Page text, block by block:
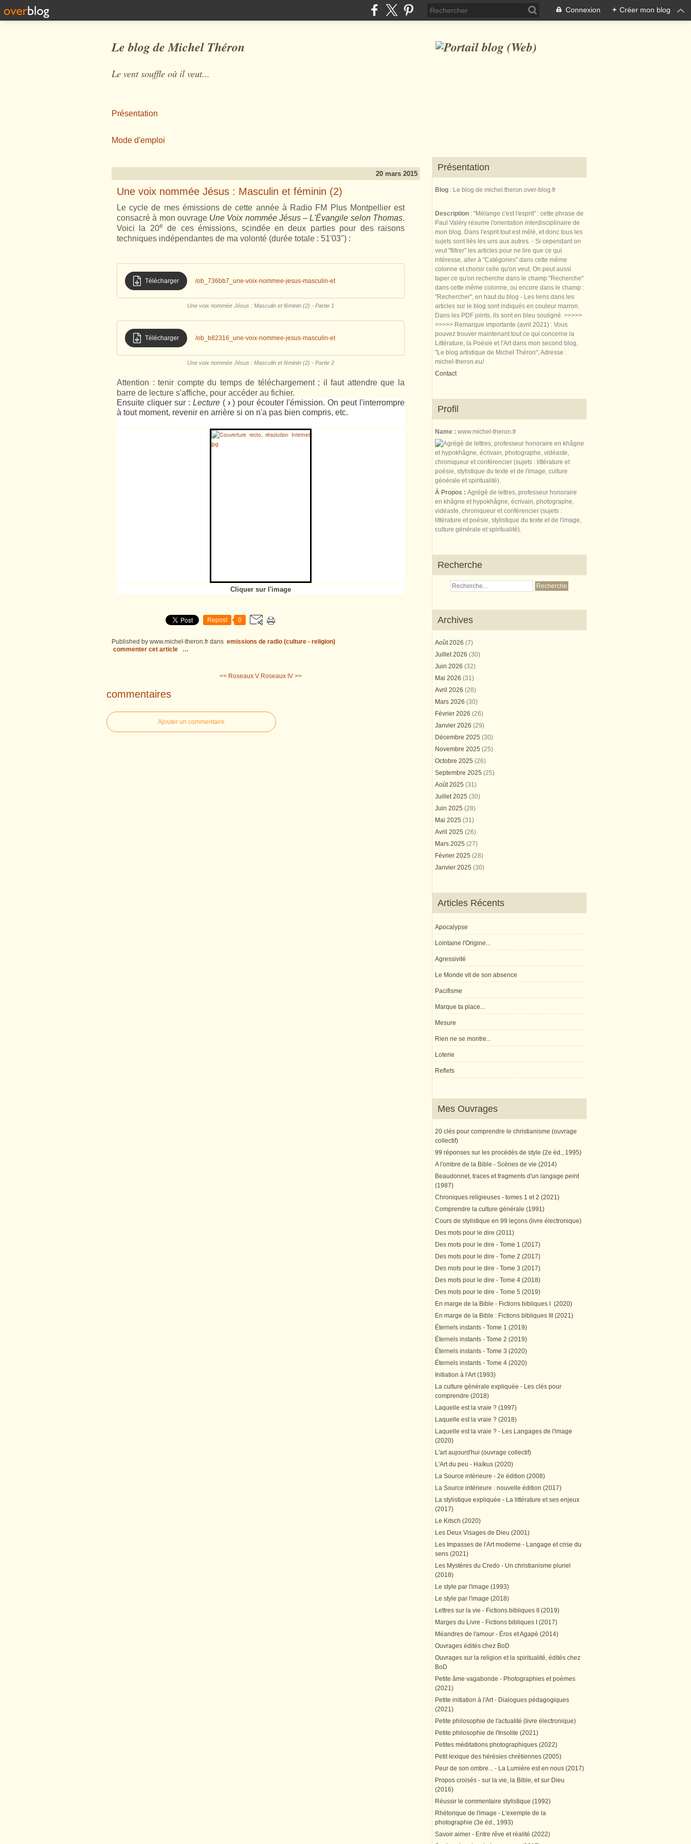
Connexion + Créer mon blog
Le blog de Michel Théron
Le vent souffle où il veut...
Présentation
Mode d'emploi
20 mars 2015
Une voix nommée Jésus : Masculin et féminin (2)
Le cycle de mes émissions de cette année à Radio FM Plus Montpellier est
consacré à mon ouvrage Une Voix nommée Jésus – L'Évangile selon Thomas.
Voici la 20e
de ces émissions, scindée en deux parties pour des raisons
techniques indépendantes de ma volonté (durée totale : 51'03'') :
Télécharger /ob_736bb7_une-voix-nommee-jesus-masculin-et
Une voix nommée Jésus : Masculin et féminin (2) - Partie 1
Télécharger /ob_b82316_une-voix-nommee-jesus-masculin-et
Une voix nommée Jésus : Masculin et féminin (2) - Partie 2
Attention : tenir compte du temps de téléchargement ; il faut attendre que la
barre de lecture s'affiche, pour accéder au fichier.
Ensuite cliquer sur : Lecture( ›) pour écouter l'émission. On peut l'interrompre
à tout moment, revenir en arrière si on n'a pas bien compris, etc.
Cliquer sur l'image
Repost 0
Published by www.michel-theron.fr dans emissions de radio (culture - religion)
commenter cet article
…
<< Roseaux V Roseaux IV >>
commentaires
Ajouter un commentaire
Présentation
Blog : Le blog de michel.theron.over-blog.fr
Description : "Mélange c'est l'esprit" : cette phrase de
Paul Valéry résume l'orientation interdisciplinaire de
mon blog. Dans l'esprit tout est mêlé, et donc tous les
sujets sont liés les uns aux autres. - Si cependant on
veut "filtrer" les articles pour ne lire que ce qui
intéresse, aller à "Catégories" dans cette même
colonne et choisir celle qu'on veut. On peut aussi
taper ce qu'on recherche dans le champ "Recherche"
dans cette même colonne, ou encore dans le champ :
"Rechercher", en haut du blog - Les liens dans les
articles sur le blog sont indiqués en couleur marron.
Dans les PDF joints, ils sont en bleu souligné. >>>>>
>>>>> Remarque importante (avril 2021) : Vous
pouvez trouver maintenant tout ce qui concerne la
Littérature, la Poésie et l'Art dans mon second blog,
"Le blog artistique de Michel Théron", Adresse :
michel-theron.eu/
Contact
Profil
Name : www.michel-theron.fr
À Propos : Agrégé de lettres, professeur honoraire
en khâgne et hypokhâgne, écrivain, photographe,
vidéaste, chroniqueur et conférencier (sujets :
littérature et poésie, stylistique du texte et de l'image,
culture générale et spiritualité).
Recherche
Archives
Août 2026 (7)
Juillet 2026 (30)
Juin 2026 (32)
Mai 2026 (31)
Avril 2026 (28)
Mars 2026 (30)
Février 2026 (26)
Janvier 2026 (29)
Décembre 2025 (30)
Novembre 2025 (25)
Octobre 2025 (26)
Septembre 2025 (25)
Août 2025 (31)
Juillet 2025 (30)
Juin 2025 (28)
Mai 2025 (31)
Avril 2025 (26)
Mars 2025 (27)
Février 2025 (28)
Janvier 2025 (30)
Articles Récents
Apocalypse
Lointaine l'Origine...
Agressivité
Le Monde vit de son absence
Pacifisme
Marque ta place...
Mesure
Rien ne se montre...
Loterie
Reflets
Mes Ouvrages
20 clés pour comprendre le christianisme (ouvrage
collectif)
99 réponses sur les procédés de style (2e éd., 1995)
A l'ombre de la Bible - Scènes de vie (2014)
Beaudonnet, traces et fragments d'un langage peint
(1987)
Chroniques religieuses - tomes 1 et 2 (2021)
Comprendre la culture générale (1991)
Cours de stylistique en 99 leçons (livre électronique)
Des mots pour le dire (2011)
Des mots pour le dire - Tome 1 (2017)
Des mots pour le dire - Tome 2 (2017)
Des mots pour le dire - Tome 3 (2017)
Des mots pour le dire - Tome 4 (2018)
Des mots pour le dire - Tome 5 (2019)
En marge de la Bible - Fictions bibliques I (2020)
En marge de la Bible : Fictions bibliques III (2021)
Éternels instants - Tome 1 (2019)
Éternels instants - Tome 2 (2019)
Éternels instants - Tome 3 (2020)
Éternels instants - Tome 4 (2020)
Initiation à l'Art (1993)
La culture générale expliquée - Les clés pour
comprendre (2018)
Laquelle est la vraie ? (1997)
Laquelle est la vraie ? (2018)
Laquelle est la vraie ? - Les Langages de l'image
(2020)
L'art aujourd'hui (ouvrage collectif)
L'Art du peu - Haïkus (2020)
La Source intérieure - 2e édition (2008)
La Source intérieure : nouvelle édition (2017)
La stylistique expliquée - La littérature et ses enjeux
(2017)
Le Kitsch (2020)
Les Deux Visages de Dieu (2001)
Les Impasses de l'Art moderne - Langage et crise du
sens (2021)
Les Mystères du Credo - Un christianisme pluriel
(2018)
Le style par l'image (1993)
Le style par l'image (2018)
Lettres sur la vie - Fictions bibliques II (2019)
Marges du Livre - Fictions bibliques I (2017)
Méandres de l'amour - Éros et Agapè (2014)
Ouvrages édités chez BoD
Ouvrages sur la religion et la spiritualité, édités chez
BoD
Petite âme vagabonde - Photographies et poèmes
(2021)
Petite initiation à l'Art - Dialogues pédagogiques
(2021)
Petite philosophie de l'actualité (livre électronique)
Petite philosophie de l'Insolite (2021)
Petites méditations photographiques (2022)
Petit lexique des hérésies chrétiennes (2005)
Peur de son ombre... - La Lumière est en nous (2017)
Propos croisés - sur la vie, la Bible, et sur Dieu
(2016)
Réussir le commentaire stylistique (1992)
Rhétorique de l'image - L'exemple de la
photographie (3e éd., 1993)
Savoir aimer - Entre rêve et réalité (2022)